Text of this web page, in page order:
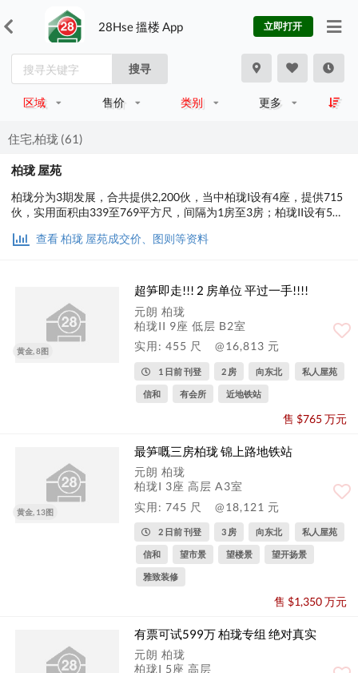
28Hse 搵楼 App 立即打开
搜寻
区域 售价 类别 更多
住宅,柏珑 (61)
柏珑 屋苑
柏珑分为3期发展，合共提供2,200伙，当中柏珑I设有4座，提供715
伙，实用面积由339至769平方尺，间隔为1房至3房；柏珑II设有5
柏珑III设有4座，提供680伙，单位实用面积介乎339至770平方尺，
查看 柏珑 屋苑成交价、图则等资料
黄金, 8图
超笋即走!!! 2 房单位 平过一手!!!!
元朗 柏珑
柏珑II 9座 低层 B2室
实用: 455 尺
@16,813 元
1 日前 刊登 2 房 向东北 私人屋苑
信和 有会所 近地铁站
售 $765 万元
黄金, 13图
最笋嘅三房柏珑 锦上路地铁站
元朗 柏珑
柏珑I 3座 高层 A3室
实用: 745 尺
@18,121 元
2 日前 刊登 3 房 向东北 私人屋苑
信和 望市景 望楼景 望开扬景
雅致装修
售 $1,350 万元
有票可试599万 柏珑专组 绝对真实
元朗 柏珑
柏珑I 5座 高层